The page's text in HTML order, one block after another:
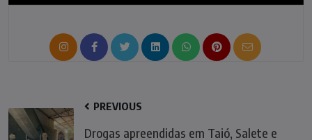
PREVIOUS
Drogas apreendidas em Taió, Salete e